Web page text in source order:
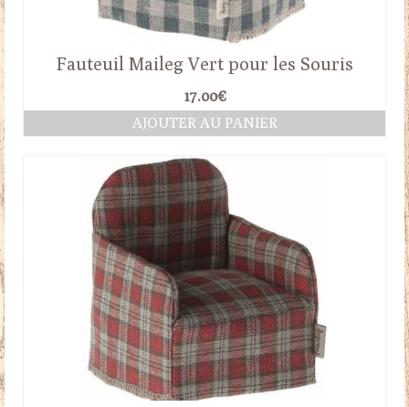
Fauteuil Maileg Vert pour les Souris
17.00€
AJOUTER AU PANIER